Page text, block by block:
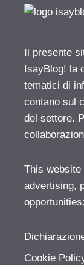
Il presente
IsayBlog! la
tematici di
contano sul
del settore.
This
advertising,
opportunities:
Cookie